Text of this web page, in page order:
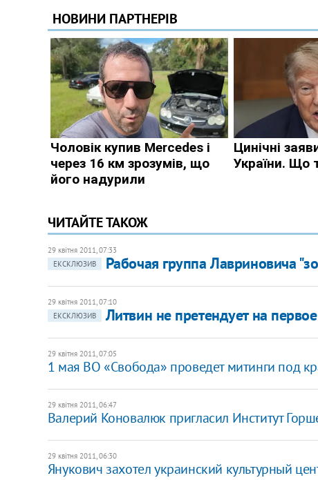
ЧИТАЙТЕ ТАКОЖ
29 квітня 2011, 07:33
ЕКСКЛЮЗИВ
Рабочая группа Лавриновича
29 квітня 2011, 07:10
ЕКСКЛЮЗИВ
Литвин не претендует на
29 квітня 2011, 07:05
1 мая ВО «Свобода» проведет митинги под
29 квітня 2011, 06:47
Валерий Коновалюк пригласил Институт
29 квітня 2011, 06:30
Янукович захотел украинский культурный